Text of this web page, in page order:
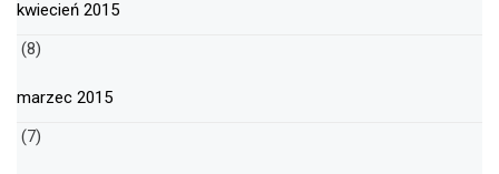
kwiecień 2015
(8)
marzec 2015
(7)